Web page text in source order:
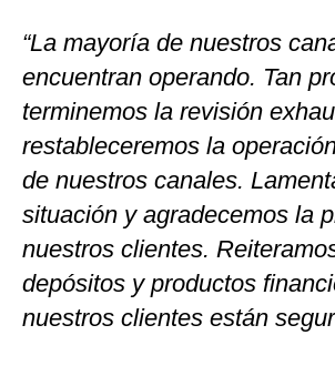
“La mayoría de nuestros
encuentran operando. Tan
terminemos la revisión
restableceremos la
de nuestros canales.
situación y agradecemos la
nuestros clientes.
depósitos y productos
nuestros clientes están